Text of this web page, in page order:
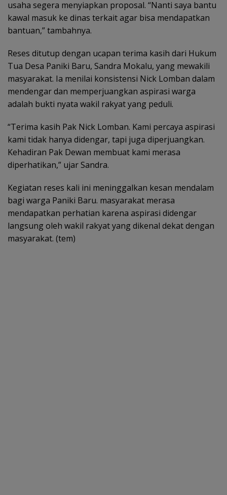
usaha segera menyiapkan proposal. “Nanti saya bantu
kawal masuk ke dinas terkait agar bisa mendapatkan
bantuan,” tambahnya.
Reses ditutup dengan ucapan terima kasih dari Hukum
Tua Desa Paniki Baru, Sandra Mokalu, yang mewakili
masyarakat. Ia menilai konsistensi Nick Lomban dalam
mendengar dan memperjuangkan aspirasi warga
adalah bukti nyata wakil rakyat yang peduli.
“Terima kasih Pak Nick Lomban. Kami percaya aspirasi
kami tidak hanya didengar, tapi juga diperjuangkan.
Kehadiran Pak Dewan membuat kami merasa
diperhatikan,” ujar Sandra.
Kegiatan reses kali ini meninggalkan kesan mendalam
bagi warga Paniki Baru. masyarakat merasa
mendapatkan perhatian karena aspirasi didengar
langsung oleh wakil rakyat yang dikenal dekat dengan
masyarakat. (tem)